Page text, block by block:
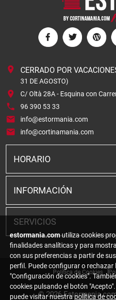
CERRADO POR
31 DE AGOSTO)
C/ Oltà 28A - Esquina con
96 390 53 33
info@estormania.com
info@cortinamania.com
HORARIO
INFORMACIÓN
SERVICIOS
© 2026
Política de Cookies
estormania.comutiliza cookies
finalidades analíticas y para
con sus preferencias a partir de
perfil. Puede configurar o rechazar
"Configuración de cookies".
cookies pulsando el botón
puede visitar nuestrapolítica de